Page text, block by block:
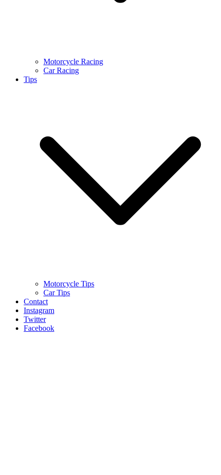
Motorcycle Racing
Car Racing
Tips
Motorcycle Tips
Car Tips
Contact
Instagram
Twitter
Facebook